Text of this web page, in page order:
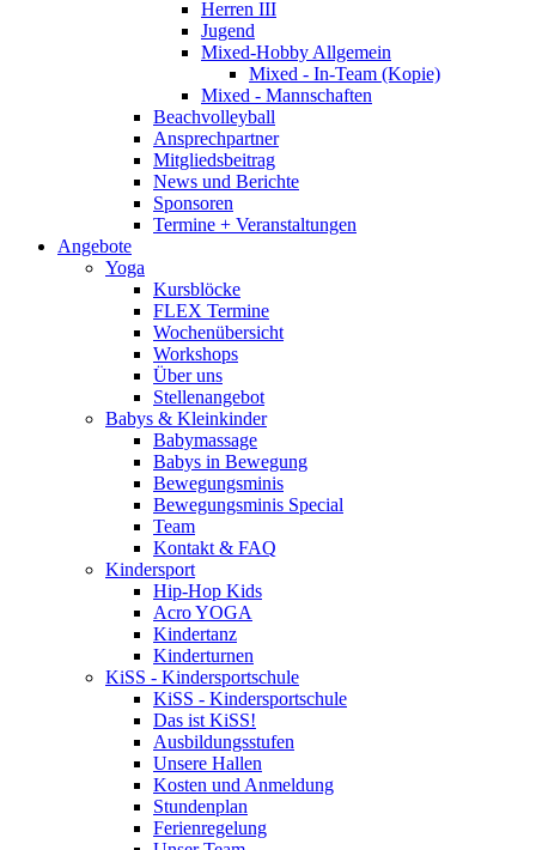
Herren III
Jugend
Mixed-Hobby Allgemein
Mixed - In-Team (Kopie)
Mixed - Mannschaften
Beachvolleyball
Ansprechpartner
Mitgliedsbeitrag
News und Berichte
Sponsoren
Termine + Veranstaltungen
Angebote
Yoga
Kursblöcke
FLEX Termine
Wochenübersicht
Workshops
Über uns
Stellenangebot
Babys & Kleinkinder
Babymassage
Babys in Bewegung
Bewegungsminis
Bewegungsminis Special
Team
Kontakt & FAQ
Kindersport
Hip-Hop Kids
Acro YOGA
Kindertanz
Kinderturnen
KiSS - Kindersportschule
KiSS - Kindersportschule
Das ist KiSS!
Ausbildungsstufen
Unsere Hallen
Kosten und Anmeldung
Stundenplan
Ferienregelung